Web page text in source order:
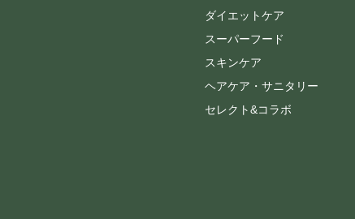
ダイエットケア
スーパーフード
スキンケア
ヘアケア・サニタリー
セレクト&コラボ